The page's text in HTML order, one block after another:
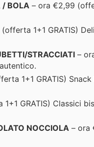
/ BOLA – ora €2,99
1+1 GRATIS)
STRACCIATI –
1+1 GRATIS)
GRATIS) Classici
NOCCIOLA – ora